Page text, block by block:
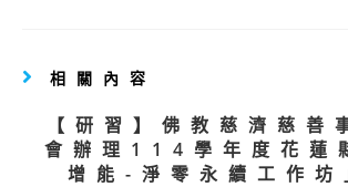
相關內容
【研習】佛教慈濟慈善
會辦理114學年度花蓮
增能-淨零永續工作坊